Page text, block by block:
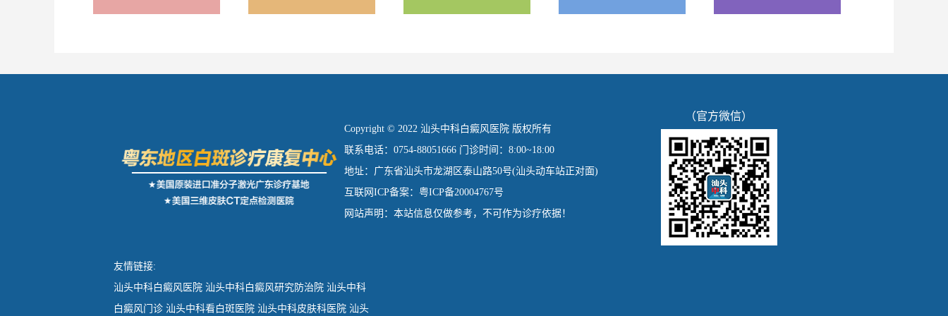
Copyright © 2022 汕头中科白癜风医院 版权所有
联系电话：0754-88051666 门诊时间：8:00~18:00
地址：广东省汕头市龙湖区泰山路50号(汕头动车站正对面)
互联网ICP备案：粤ICP备20004767号
网站声明：本站信息仅做参考，不可作为诊疗依据！
（官方微信）
友情链接:
汕头中科白癜风医院 汕头中科白癜风研究防治院 汕头中科
白癜风门诊 汕头中科看白斑医院 汕头中科皮肤科医院 汕头